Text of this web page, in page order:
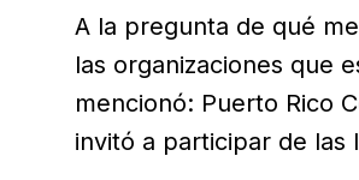
A la pregunta de qué
las organizaciones que
mencionó: Puerto Rico
invitó a participar de las